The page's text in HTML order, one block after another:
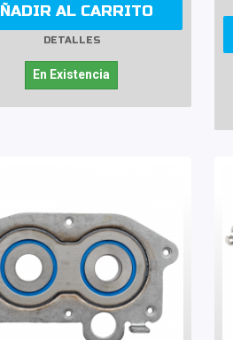
AL CARRITO
DETALLES
En Existencia